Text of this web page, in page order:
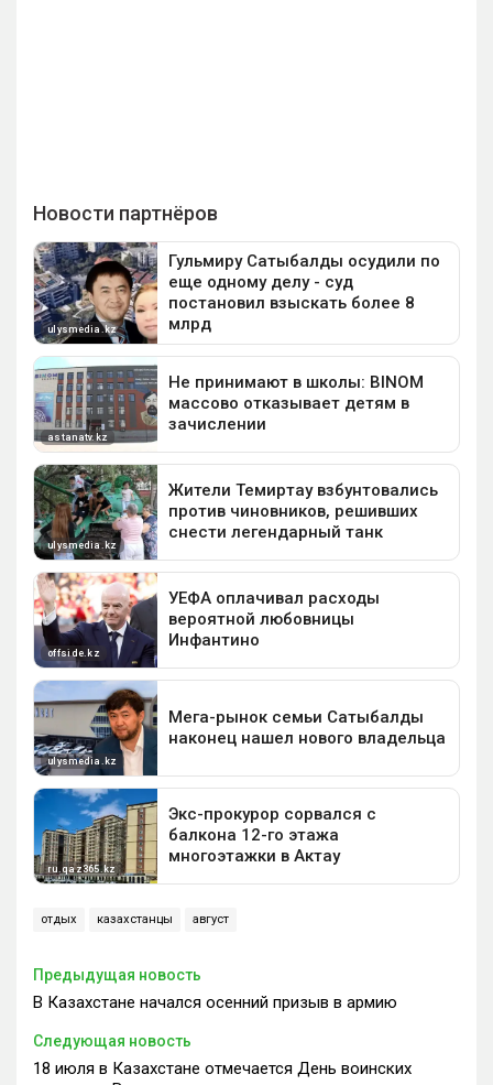
отдых казахстанцы август
Предыдущая новость
В Казахстане начался осенний призыв в армию
Следующая новость
18 июля в Казахстане отмечается День воинских